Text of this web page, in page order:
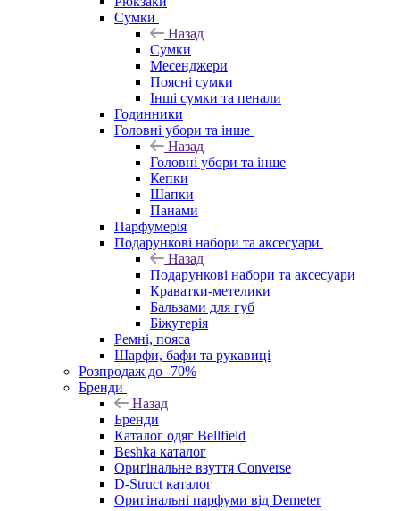
Сумки
Назад
Сумки
Месенджери
Поясні сумки
Інші сумки та пенали
Годинники
Головні убори та інше
Назад
Головні убори та інше
Кепки
Шапки
Панами
Парфумерія
Подарункові набори та аксесуари
Назад
Подарункові набори та аксесуари
Краватки-метелики
Бальзами для губ
Біжутерія
Ремні, пояса
Шарфи, бафи та рукавиці
Розпродаж до -70%
Бренди
Назад
Бренди
Каталог одяг Bellfield
Beshka каталог
Оригінальне взуття Converse
D-Struct каталог
Оригінальні парфуми від Demeter